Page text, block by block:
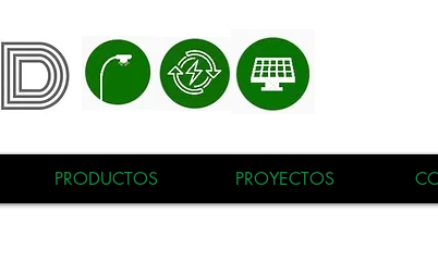
PRODUCTOS PROYECTOS